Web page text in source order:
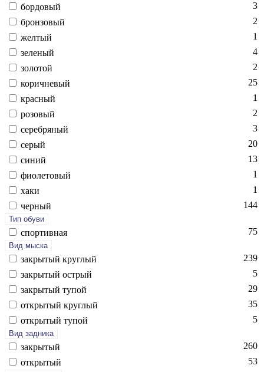
бор­до­вый
3
брон­зо­вый
2
жел­тый
1
зе­леный
4
зо­лотой
2
ко­рич­не­вый
25
крас­ный
1
ро­зовый
2
се­реб­ря­ный
3
се­рый
20
си­ний
13
фи­оле­товый
1
ха­ки
1
чер­ный
144
Тип обуви
спор­тивная 75
Вид мыска
зак­ры­тый круг­лый
239
зак­ры­тый ост­рый
5
зак­ры­тый ту­пой
29
отк­ры­тый круг­лый
35
отк­ры­тый ту­пой
5
Вид задника
зак­ры­тый
260
отк­ры­тый
53